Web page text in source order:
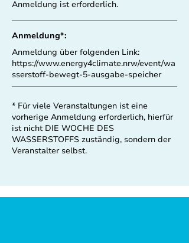
Anmeldung ist erforderlich.
Anmeldung*:
Anmeldung über folgenden Link:
https://www.energy4climate.nrw/event/wa
sserstoff-bewegt-5-ausgabe-speicher
* Für viele Veranstaltungen ist eine
vorherige Anmeldung erforderlich, hierfür
ist nicht DIE WOCHE DES
WASSERSTOFFS zuständig, sondern der
Veranstalter selbst.